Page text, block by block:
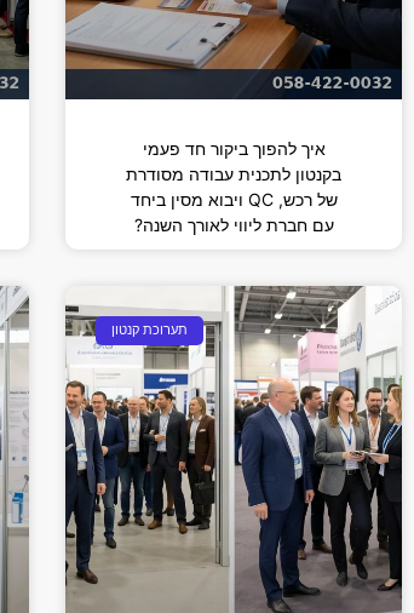
איך להפוך ביקור חד פעמי
בקנטון לתכנית עבודה מסודרת
של רכש, QC ויבוא מסין ביחד
עם חברת ליווי לאורך השנה?
תערוכת קנטון